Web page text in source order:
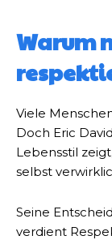
Warum
Viele
Doch Eric
Lebensstil
selbst
Seine
verdient